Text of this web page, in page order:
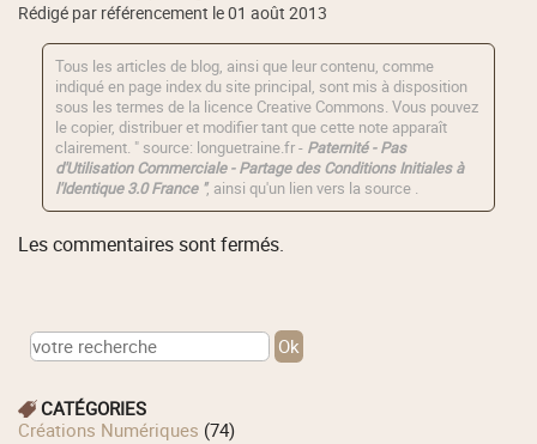
Rédigé par référencement le 01 août 2013
Tous les articles de blog, ainsi que leur contenu, comme
indiqué en page index du site principal, sont mis à disposition
sous les termes de la licence Creative Commons. Vous pouvez
le copier, distribuer et modifier tant que cette note apparaît
clairement. " source: longuetraine.fr - Paternité - Pas
d'Utilisation Commerciale - Partage des Conditions Initiales à
l'Identique 3.0 France ", ainsi qu'un lien vers la source .
Les commentaires sont fermés.
CATÉGORIES
Créations Numériques (74)